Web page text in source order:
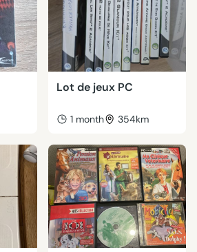
Lot de jeux PC
1 month 354km